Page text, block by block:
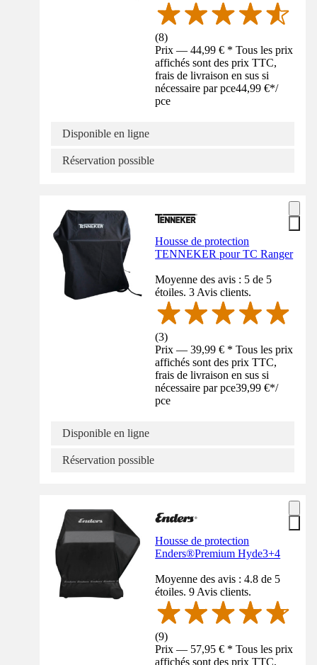
(8)
Prix — 44,99 € * Tous les prix
affichés sont des prix TTC,
frais de livraison en sus si
nécessaire par pce44,99 €*/
pce
Disponible en ligne
Réservation possible
Housse de protection
TENNEKER pour TC Ranger
Moyenne des avis : 5 de 5
étoiles. 3 Avis clients.
(3)
Prix — 39,99 € * Tous les prix
affichés sont des prix TTC,
frais de livraison en sus si
nécessaire par pce39,99 €*/
pce
Disponible en ligne
Réservation possible
Housse de protection
Enders®Premium Hyde3+4
Moyenne des avis : 4.8 de 5
étoiles. 9 Avis clients.
(9)
Prix — 57,95 € * Tous les prix
affichés sont des prix TTC,